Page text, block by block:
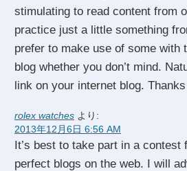
stimulating to read content from
practice just a little something
prefer to make use of some with
blog whether you don’t mind.
link on your internet blog.
rolex watches より:
2013年12月6日 6:56 AM
It’s best to take part in a contest
perfect blogs on the web. I will